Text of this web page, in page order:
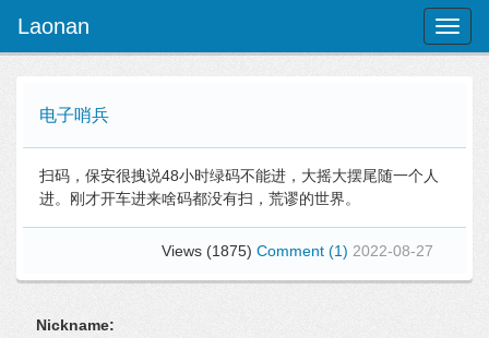
Laonan
电子哨兵
扫码，保安很拽说48小时绿码不能进，大摇大摆尾随一个人
进。刚才开车进来啥码都没有扫，荒谬的世界。
Views (1875) Comment (1) 2022-08-27
Nickname: